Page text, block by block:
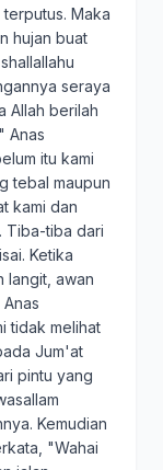
Maka
hujan buat
seraya
Allah berilah
Anas
itu kami
tebal maupun
kami dan
Tiba-tiba dari
Ketika
langit, awan
tidak melihat
Jum'at
pintu yang
Kemudian
"Wahai